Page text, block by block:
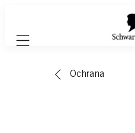
Mobile navigation
Ochrana